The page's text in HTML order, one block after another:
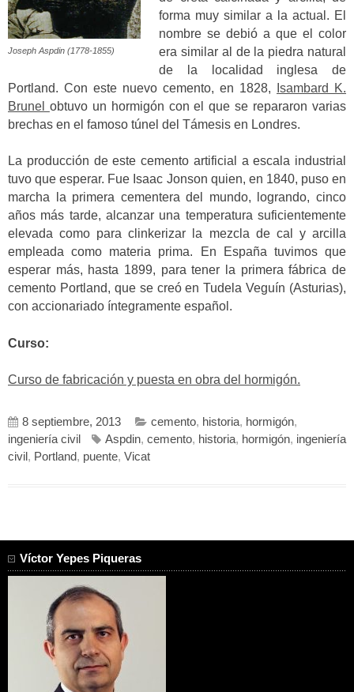
Joseph Aspdin (1778-1855)
forma muy similar a la actual. El
nombre se debió a que el color
era similar al de la piedra natural
de la localidad inglesa de
Portland. Con este nuevo cemento, en 1828,
Isambard K.
Brunel obtuvo un hormigón con el que se repararon varias
brechas en el famoso túnel del Támesis en Londres.
La producción de este cemento artificial a escala industrial
tuvo que esperar. Fue Isaac Jonson quien, en 1840, puso en
marcha la primera cementera del mundo, logrando, cinco
años más tarde, alcanzar una temperatura suficientemente
elevada como para clinkerizar la mezcla de cal y arcilla
empleada como materia prima. En España tuvimos que
esperar más, hasta 1899, para tener la primera fábrica de
cemento Portland, que se creó en Tudela Veguín (Asturias),
con accionariado íntegramente español.
Curso:
Curso de fabricación y puesta en obra del hormigón.
8 septiembre, 2013 cemento, historia, hormigón,
ingeniería civil
Aspdin, cemento, historia, hormigón, ingeniería
civil , Portland, puente, Vicat
Víctor Yepes Piqueras